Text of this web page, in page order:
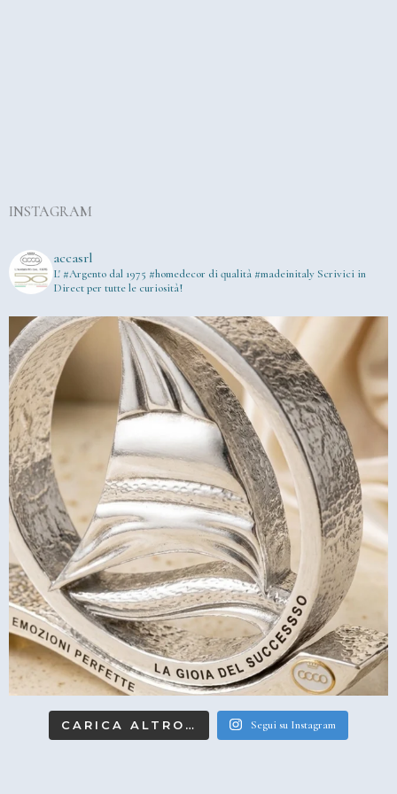
INSTAGRAM
accasrl
L' #Argento dal 1975 #homedecor di qualità #madeinitaly Scrivici in
Direct per tutte le curiosità!
CARICA ALTRO… Segui su Instagram